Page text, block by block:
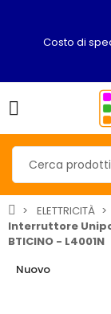
Costo di
ELETTRICITÀ
Interruttore
BTICINO - L4001N
Nuovo